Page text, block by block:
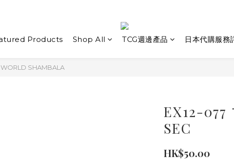
Products Shop All TCG週邊產品 日本代購服務
WORLD SHAMBALA
EX12-077
SEC
HK$50.00